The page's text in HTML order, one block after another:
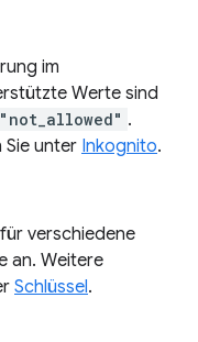
im
Werte sind
"not_allowed" .
unter Inkognito.
verschiedene
an. Weitere
Schlüssel.